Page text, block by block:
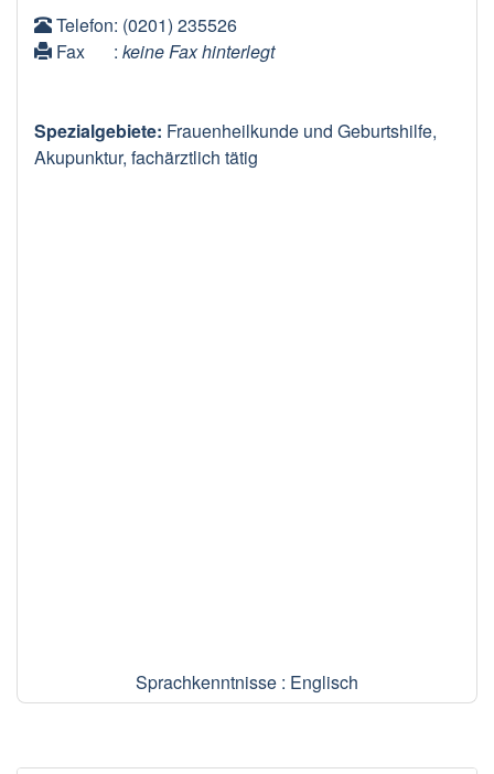
Telefon: (0201) 235526
Fax
: keine Fax hinterlegt
Spezialgebiete: Frauenheilkunde und Geburtshilfe,
Akupunktur, fachärztlich tätig
Sprachkenntnisse : Englisch